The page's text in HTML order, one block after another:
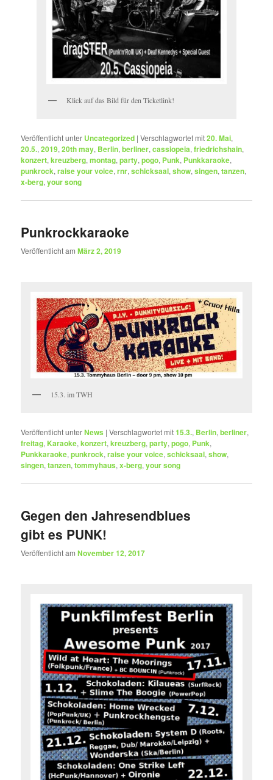
Klick auf das Bild für den Ticketlink!
Veröffentlicht unter Uncategorized |Verschlagwortet mit20. Mai,
20.5.,2019,20th may, Berlin,berliner,cassiopeia,friedrichshain,
konzert,kreuzberg,montag,party,pogo, Punk, Punkkaraoke,
punkrock,raise your voice,rnr,schicksaal,show,singen,tanzen,
x-berg,your song
Punkrockkaraoke
Veröffentlicht amMärz 2, 2019
15.3. im TWH
Veröffentlicht unterNews |Verschlagwortet mit15.3., Berlin,berliner,
freitag, Karaoke,konzert,kreuzberg,party,pogo, Punk,
Punkkaraoke,punkrock,raise your voice,schicksaal,show,
singen,tanzen,tommyhaus,x-berg,your song
Gegen den Jahresendblues
gibt es PUNK!
Veröffentlicht amNovember 12, 2017